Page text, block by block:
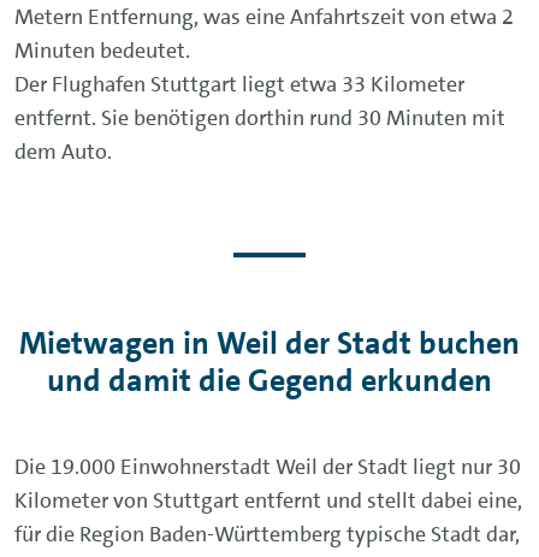
Metern Entfernung, was eine Anfahrtszeit von etwa 2
Minuten bedeutet.
Der Flughafen Stuttgart liegt etwa 33 Kilometer
entfernt. Sie benötigen dorthin rund 30 Minuten mit
dem Auto.
Mietwagen in Weil der Stadt buchen
und damit die Gegend erkunden
Die 19.000 Einwohnerstadt Weil der Stadt liegt nur 30
Kilometer von Stuttgart entfernt und stellt dabei eine,
für die Region Baden-Württemberg typische Stadt dar,